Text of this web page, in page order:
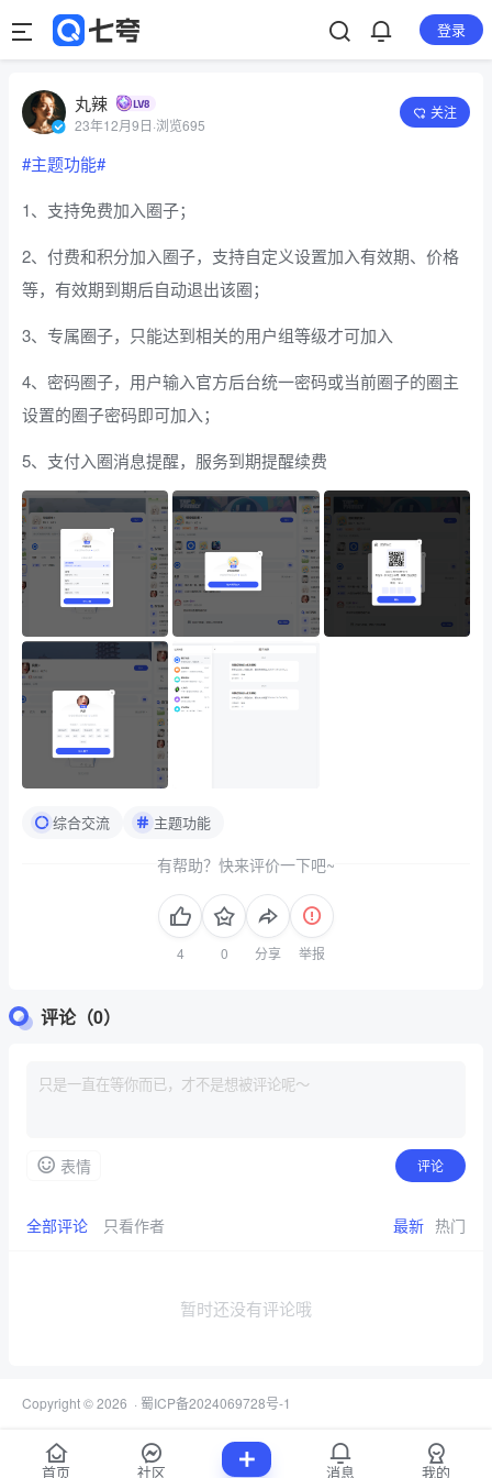
登录
丸辣
23年12月9日·浏览695
关注
#主题功能#
1、支持免费加入圈子；
2、付费和积分加入圈子，支持自定义设置加入有效期、价格
等，有效期到期后自动退出该圈；
3、专属圈子，只能达到相关的用户组等级才可加入
4、密码圈子，用户输入官方后台统一密码或当前圈子的圈主
设置的圈子密码即可加入；
5、支付入圈消息提醒，服务到期提醒续费
综合交流 主题功能
有帮助？快来评价一下吧~
分享 举报
评论（0）
表情 评论
全部评论 只看作者 最新 热门
暂时还没有评论哦
Copyright © 2026 · 蜀ICP备2024069728号-1
首页 社区 消息 我的